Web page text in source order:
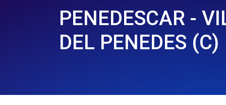
PENEDESCAR -
DEL PENEDES (C)